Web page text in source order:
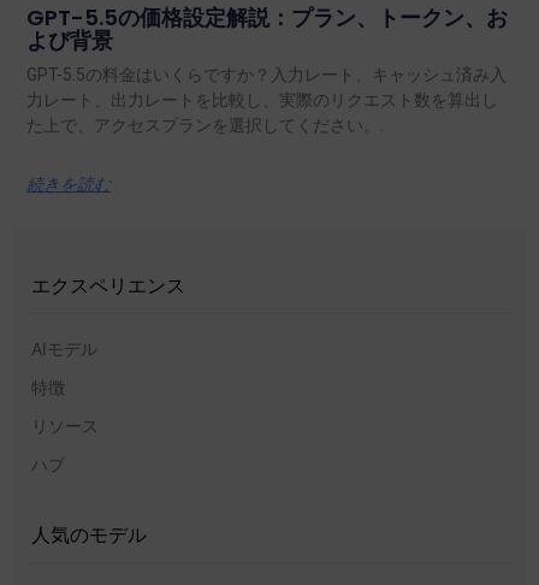
GPT-5.5の価格設定解説：プラン、トークン、お
よび背景
GPT-5.5の料金はいくらですか？入力レート、キャッシュ済み入
力レート、出力レートを比較し、実際のリクエスト数を算出し
た上で、アクセスプランを選択してください。.
続きを読む
エクスペリエンス
AIモデル
特徴
リソース
ハブ
人気のモデル